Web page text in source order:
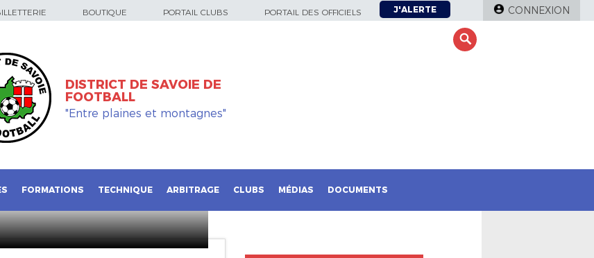
BOUTIQUE PORTAIL CLUBS PORTAIL DES OFFICIELS J'ALERTE CONNEXION
DISTRICT DE SAVOIE DE
FOOTBALL
"Entre plaines et montagnes"
FORMATIONS TECHNIQUE ARBITRAGE CLUBS MÉDIAS DOCUMENTS